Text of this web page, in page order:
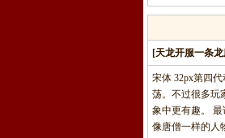
[天龙开服一条龙
宋体 32px第四
荡。不过很多玩
象中更有趣。
像唐僧一样的人